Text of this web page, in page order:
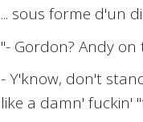
... sous forme d'un
"- Gordon? Andy
- Y'know, don't
like a damn' fuckin'